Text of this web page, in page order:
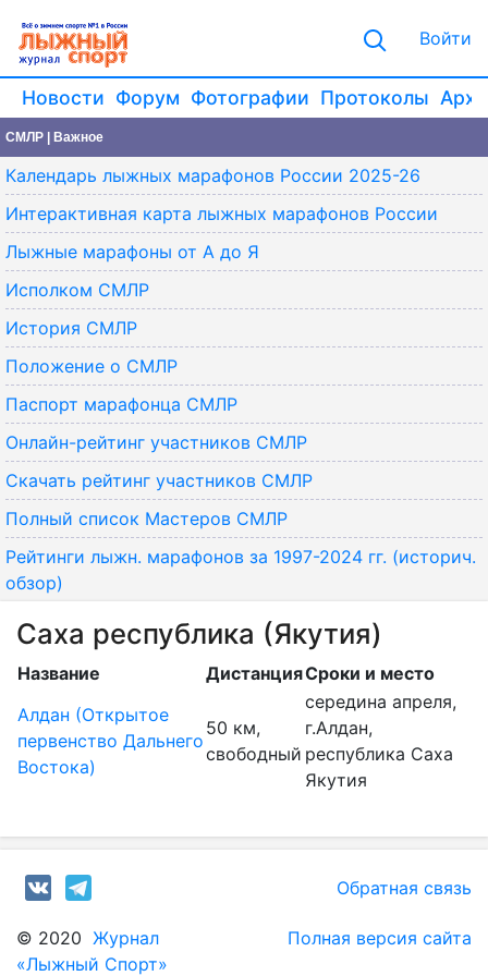
Войти
Новости Форум Фотографии Протоколы
СМЛР | Важное
Календарь лыжных марафонов России 2025-26
Интерактивная карта лыжных марафонов России
Лыжные марафоны от А до Я
Исполком СМЛР
История СМЛР
Положение о СМЛР
Паспорт марафонца СМЛР
Онлайн-рейтинг участников СМЛР
Скачать рейтинг участников СМЛР
Полный список Мастеров СМЛР
Рейтинги лыжн. марафонов за 1997-2024 гг. (историч.
обзор)
Саха республика (Якутия)
Название ДистанцияСроки и место
Алдан (Открытое
первенство Дальнего
Востока)
50 км,
свободный
середина апреля,
г.Алдан,
республика Саха
Якутия
Обратная связь
© 2020 Журнал
«Лыжный Спорт»
Полная версия сайта